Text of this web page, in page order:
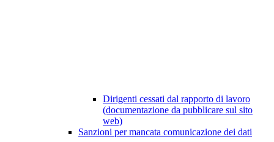
Dirigenti cessati dal rapporto di lavoro
(documentazione da pubblicare sul sito
web)
Sanzioni per mancata comunicazione dei dati